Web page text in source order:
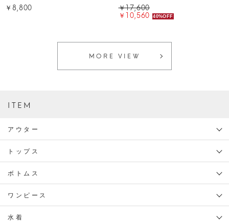
￥8,800 ￥17,600
￥10,560 40%OFF
MORE VIEW
ITEM
アウター
トップス
ボトムス
ワンピース
水着